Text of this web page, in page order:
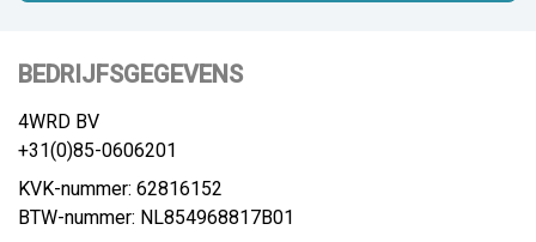
BEDRIJFSGEGEVENS
4WRD BV
+31(0)85-0606201
KVK-nummer: 62816152
BTW-nummer: NL854968817B01